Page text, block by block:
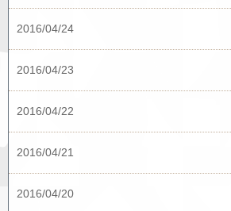
2016/04/24
2016/04/23
2016/04/22
2016/04/21
2016/04/20